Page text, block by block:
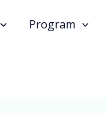
Program